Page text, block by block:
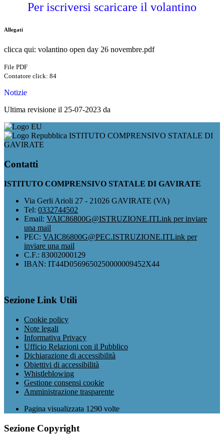
Per iscriversi scaricare il volantino
Allegati
clicca qui: volantino open day 26 novembre.pdf
File PDF
Contatore click: 84
Notizie
Ultima revisione il 25-07-2023 da
ISTITUTO COMPRENSIVO STATALE DI
GAVIRATE
Contatti
ISTITUTO COMPRENSIVO STATALE DI GAVIRATE
Via Gerli Arioli 27 - 21026 GAVIRATE (VA)
Tel: 0332744502
Email: VAIC86800G@ISTRUZIONE.ITLink per inviare
una mail
PEC: VAIC86800G@PEC.ISTRUZIONE.ITLink per
inviare una mail
C.F.: 83002000129
IBAN: IT44D0569650250000009452X44
Sezione Link Utili
Cookie policy
Note legali
Informativa Privacy
Ufficio Relazioni con il Pubblico
Dichiarazione di accessibilità
Obiettivi di accessibilità
Whistleblowing
Gestione consensi cookie
Amministrazione trasparente
Pagina visualizzata 1290 volte
Sezione Copyright